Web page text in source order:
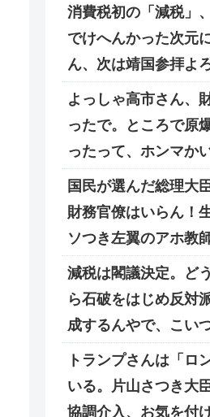
消費税初の「減税」
でけへんかった次元
ん、次は靖国参拝よ
よっしゃ高市さん、
ったで。ところで原
ったって、ホンマかい
国民が選んだ総理大
財務官僚はいらん！
ソつき左翼のアホ教
減税は閣議決定。ど
ら石破をはじめ反対
成するんやで、こいつ
トランプさんは「ロ
いる。片山さつき大
協調介入、お気を付け